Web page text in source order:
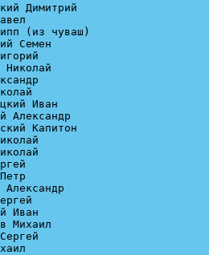
Димитрий
(из чуваш)
Семен
Николай
Иван
Александр
Капитон
Александр
Иван
Михаил